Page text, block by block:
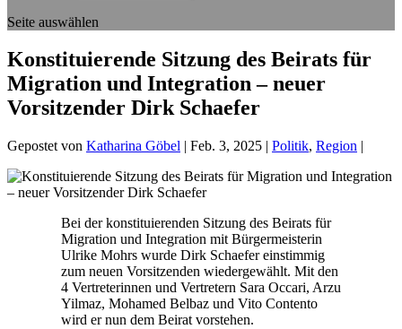
Seite auswählen
Konstituierende Sitzung des Beirats für
Migration und Integration – neuer
Vorsitzender Dirk Schaefer
Gepostet von Katharina Göbel | Feb. 3, 2025 | Politik, Region |
Bei der konstituierenden Sitzung des Beirats für
Migration und Integration mit Bürgermeisterin
Ulrike Mohrs wurde Dirk Schaefer einstimmig
zum neuen Vorsitzenden wiedergewählt. Mit den
4 Vertreterinnen und Vertretern Sara Occari, Arzu
Yilmaz, Mohamed Belbaz und Vito Contento
wird er nun dem Beirat vorstehen.